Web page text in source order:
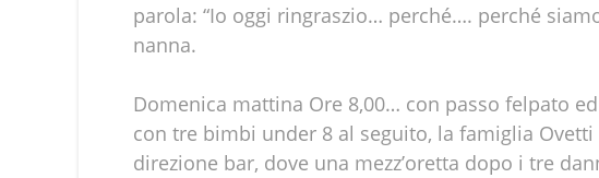
parola: “Io oggi ringraszio… perché…. perché
nanna.
Domenica mattina Ore 8,00… con passo felpato
con tre bimbi under 8 al seguito, la famiglia
direzione bar, dove una mezz’oretta dopo i tre